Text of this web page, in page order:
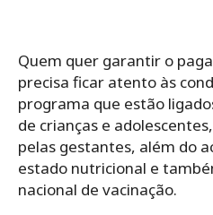
Quem quer garantir o
precisa ficar atento às
programa que estão
de crianças e
pelas gestantes, além do a
estado nutricional e
nacional de vacinação.